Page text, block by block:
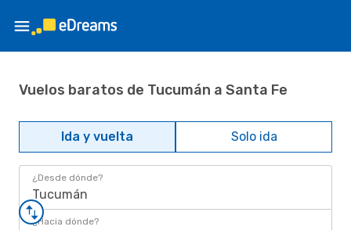
Vuelos baratos de Tucumán a Santa Fe
Ida y vuelta Solo ida
¿Desde dónde?
Tucumán
¿Hacia dónde?